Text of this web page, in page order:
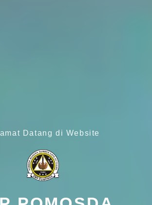
Datang di Website